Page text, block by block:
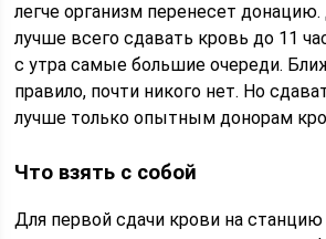
легче организм перенесет
лучше всего сдавать кровь до 11
с утра самые большие очереди.
правило, почти никого нет. Но
лучше только опытным донорам
Что взять с собой
Для первой сдачи крови на станцию